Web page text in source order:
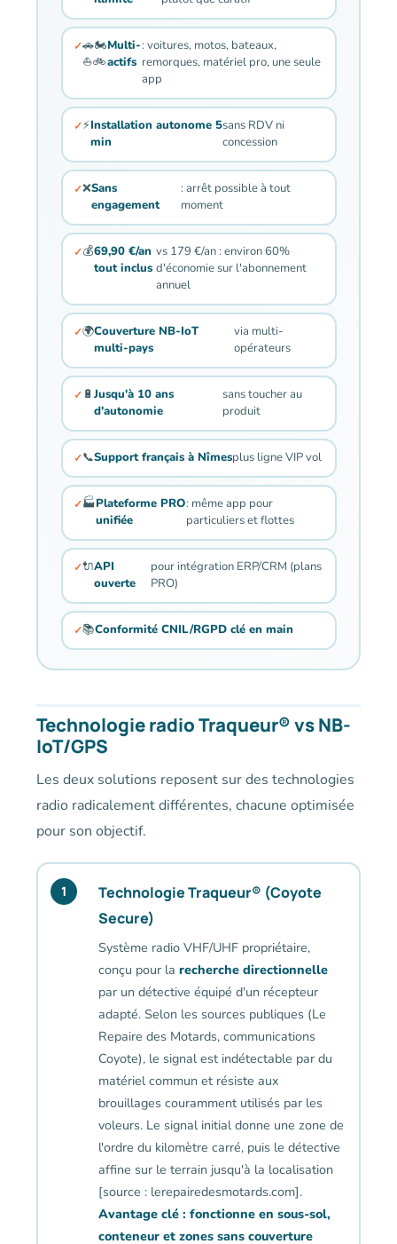
🚗🏍️
⛵🚲
Multi-
actifs
: voitures, motos, bateaux,
remorques, matériel pro, une seule
app
⚡Installation autonome 5
min
sans RDV ni
concession
❌Sans
engagement
: arrêt possible à tout
moment
💰69,90 €/an
tout inclus
vs 179 €/an : environ 60%
d'économie sur l'abonnement
annuel
🌍Couverture NB-IoT
multi-pays
via multi-
opérateurs
🔋 Jusqu'à 10 ans
d'autonomie
sans toucher au
produit
📞Support français à Nîmesplus ligne VIP vol
🏭Plateforme PRO
unifiée
: même app pour
particuliers et flottes
🔌API
ouverte
pour intégration ERP/CRM (plans
PRO)
📚Conformité CNIL/RGPD clé en main
Technologie radio Traqueur® vs NB-
IoT/GPS
Les deux solutions reposent sur des technologies
radio radicalement différentes, chacune optimisée
pour son objectif.
1
Technologie Traqueur® (Coyote
Secure)
Système radio VHF/UHF propriétaire,
conçu pour la recherche directionnelle
par un détective équipé d'un récepteur
adapté. Selon les sources publiques (Le
Repaire des Motards, communications
Coyote), le signal est indétectable par du
matériel commun et résiste aux
brouillages couramment utilisés par les
voleurs. Le signal initial donne une zone de
l'ordre du kilomètre carré, puis le détective
affine sur le terrain jusqu'à la localisation
[source : lerepairedesmotards.com].
Avantage clé : fonctionne en sous-sol,
conteneur et zones sans couverture